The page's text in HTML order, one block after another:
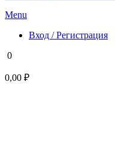
Menu
Вход / Регистрация
0
0,00 ₽